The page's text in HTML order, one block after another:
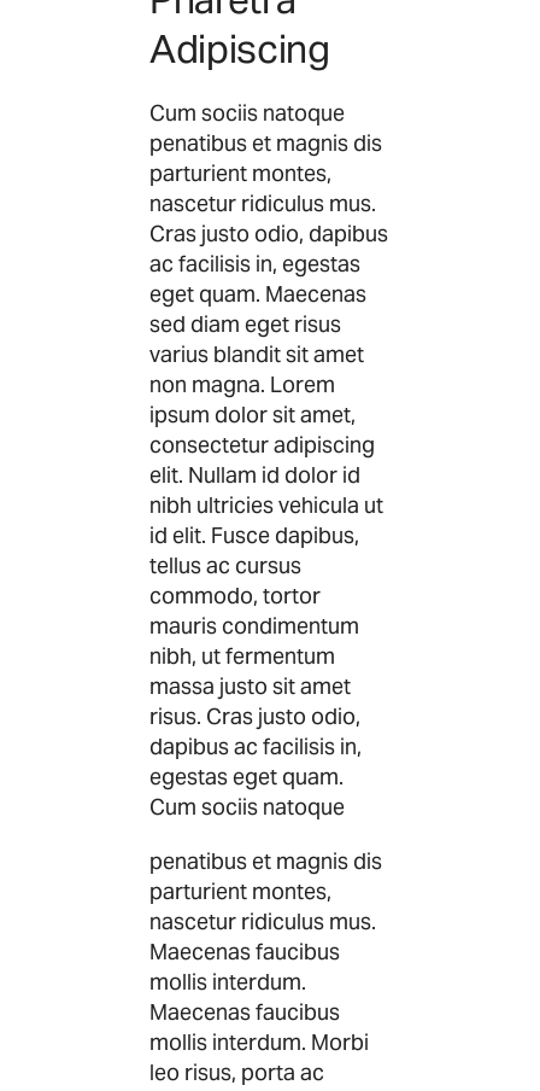
Adipiscing
Cum sociis natoque
penatibus et magnis dis
parturient montes,
nascetur ridiculus mus.
Cras justo odio, dapibus
ac facilisis in, egestas
eget quam. Maecenas
sed diam eget risus
varius blandit sit amet
non magna. Lorem
ipsum dolor sit amet,
consectetur adipiscing
elit. Nullam id dolor id
nibh ultricies vehicula ut
id elit. Fusce dapibus,
tellus ac cursus
commodo, tortor
mauris condimentum
nibh, ut fermentum
massa justo sit amet
risus. Cras justo odio,
dapibus ac facilisis in,
egestas eget quam.
Cum sociis natoque
penatibus et magnis dis
parturient montes,
nascetur ridiculus mus.
Maecenas faucibus
mollis interdum.
Maecenas faucibus
mollis interdum. Morbi
leo risus, porta ac